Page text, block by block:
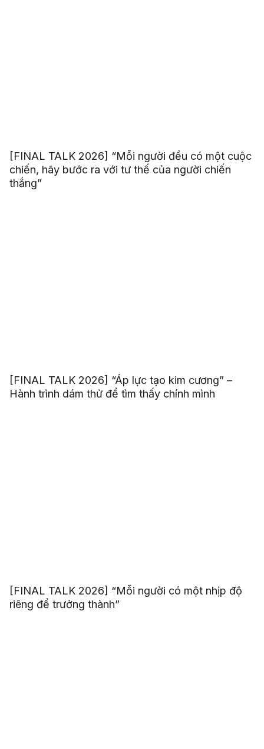
[FINAL TALK 2026] “Mỗi người đều có một cuộc
chiến, hãy bước ra với tư thế của người chiến
thắng”
[FINAL TALK 2026] “Áp lực tạo kim cương” –
Hành trình dám thử để tìm thấy chính mình
[FINAL TALK 2026] “Mỗi người có một nhịp độ
riêng để trưởng thành”